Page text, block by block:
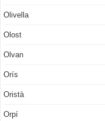
Olivella
Olost
Olvan
Orís
Oristà
Orpí